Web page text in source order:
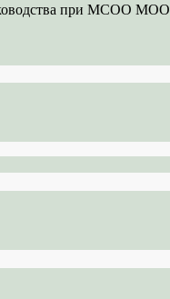
при МСОО